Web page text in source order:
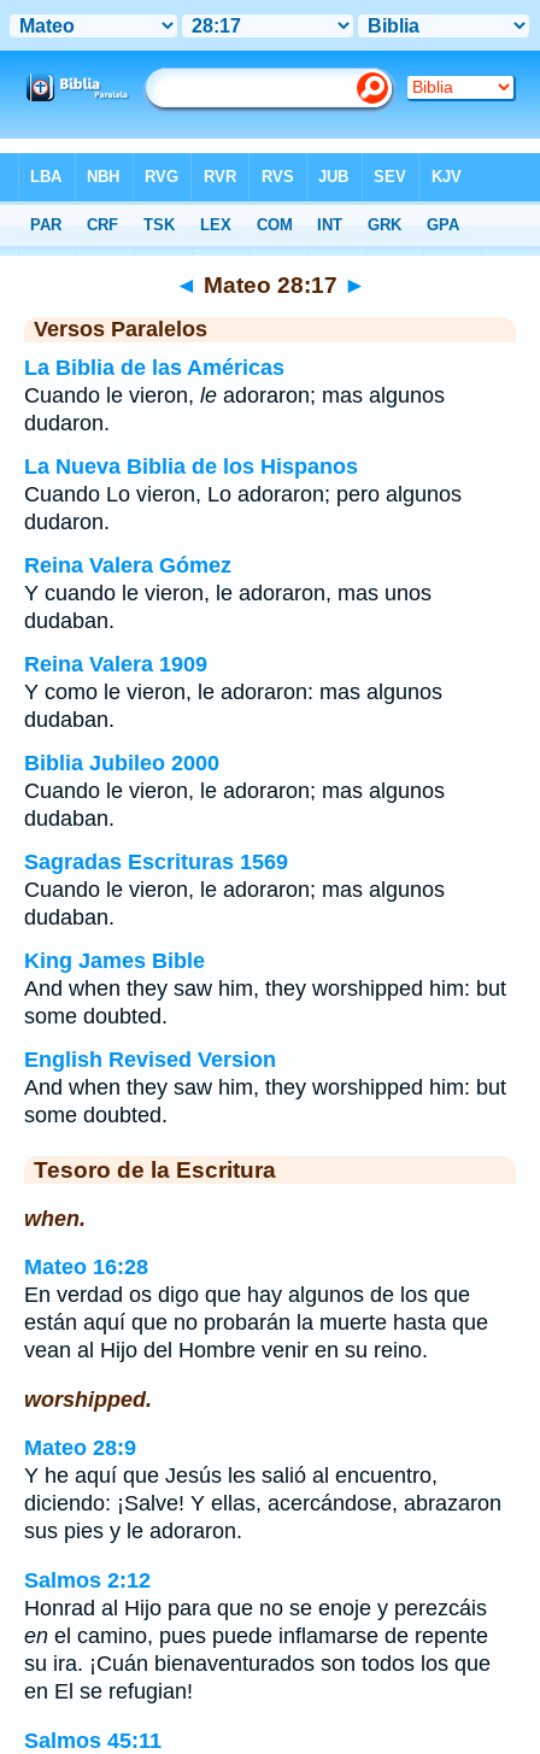
>Mateo > Capítulo 28> Verso 17
◄ Mateo 28:17 ►
Versos Paralelos
La Biblia de las Américas
Cuando le vieron, le adoraron; mas algunos
dudaron.
La Nueva Biblia de los Hispanos
Cuando Lo vieron, Lo adoraron; pero algunos
dudaron.
Reina Valera Gómez
Y cuando le vieron, le adoraron, mas unos
dudaban.
Reina Valera 1909
Y como le vieron, le adoraron: mas algunos
dudaban.
Biblia Jubileo 2000
Cuando le vieron, le adoraron; mas algunos
dudaban.
Sagradas Escrituras 1569
Cuando le vieron, le adoraron; mas algunos
dudaban.
King James Bible
And when they saw him, they worshipped him: but
some doubted.
English Revised Version
And when they saw him, they worshipped him: but
some doubted.
Tesoro de la Escritura
when.
Mateo 16:28
En verdad os digo que hay algunos de los que
están aquí que no probarán la muerte hasta que
vean al Hijo del Hombre venir en su reino.
worshipped.
Mateo 28:9
Y he aquí que Jesús les salió al encuentro,
diciendo: ¡Salve! Y ellas, acercándose, abrazaron
sus pies y le adoraron.
Salmos 2:12
Honrad al Hijo para que no se enoje y perezcáis
en el camino, pues puede inflamarse de repente
su ira. ¡Cuán bienaventurados son todos los que
en El se refugian!
Salmos 45:11